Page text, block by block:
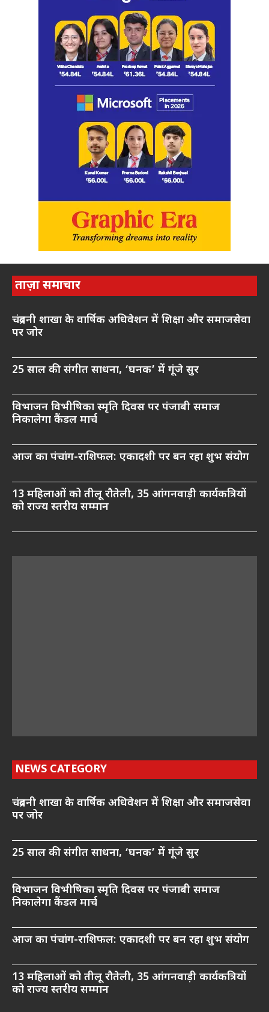
ताज़ा समाचार
चंद्रबनी शाखा के वार्षिक अधिवेशन में शिक्षा और समाजसेवा
पर जोर
25 साल की संगीत साधना, ‘घनक’ में गूंजे सुर
विभाजन विभीषिका स्मृति दिवस पर पंजाबी समाज
निकालेगा कैंडल मार्च
आज का पंचांग-राशिफल: एकादशी पर बन रहा शुभ संयोग
13 महिलाओं को तीलू रौतेली, 35 आंगनवाड़ी कार्यकत्रियों
को राज्य स्तरीय सम्मान
NEWS CATEGORY
चंद्रबनी शाखा के वार्षिक अधिवेशन में शिक्षा और समाजसेवा
पर जोर
25 साल की संगीत साधना, ‘घनक’ में गूंजे सुर
विभाजन विभीषिका स्मृति दिवस पर पंजाबी समाज
निकालेगा कैंडल मार्च
आज का पंचांग-राशिफल: एकादशी पर बन रहा शुभ संयोग
13 महिलाओं को तीलू रौतेली, 35 आंगनवाड़ी कार्यकत्रियों
को राज्य स्तरीय सम्मान